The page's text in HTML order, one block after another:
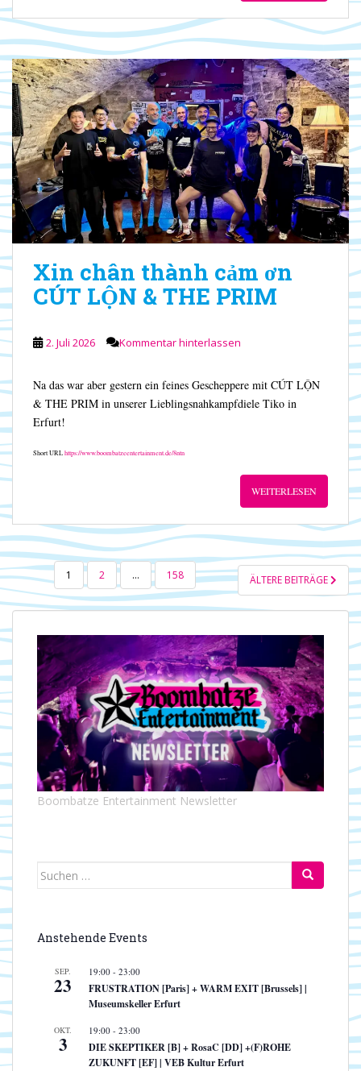
Xin chân thành cảm ơn
CÚT LỘN & THE PRIM
2. Juli 2026 Kommentar hinterlassen
Na das war aber gestern ein feines Gescheppere mit CÚT LỘN
& THE PRIM in unserer Lieblingsnahkampfdiele Tiko in
Erfurt!
Short URLhttps://www.boombatzeentertainment.de/8ntn
WEITERLESEN
SEITENNUMMERIERUNG
DER
BEITRÄGE
1 2 … 158 ÄLTERE BEITRÄGE
Boombatze Entertainment Newsletter
Suchen
Anstehende Events
SEP.
23
19:00 - 23:00
FRUSTRATION [Paris] + WARM EXIT [Brussels] |
Museumskeller Erfurt
OKT.
3
19:00 - 23:00
DIE SKEPTIKER [B] + RosaC [DD] +(F)ROHE
ZUKUNFT [EF] | VEB Kultur Erfurt